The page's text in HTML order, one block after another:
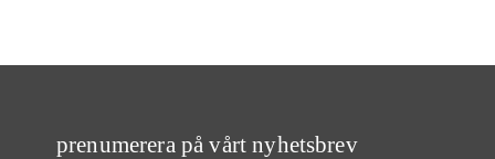
prenumerera på vårt nyhetsbrev